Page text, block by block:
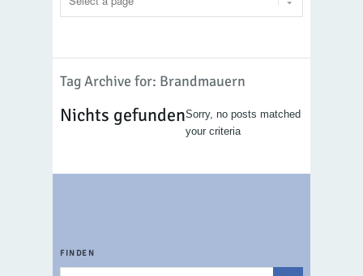
Tag Archive for: Brandmauern
Nichts gefundenSorry, no posts matched
your criteria
FINDEN